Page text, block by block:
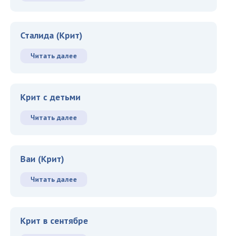
Сталида (Крит)
Читать далее
Крит с детьми
Читать далее
Ваи (Крит)
Читать далее
Крит в сентябре